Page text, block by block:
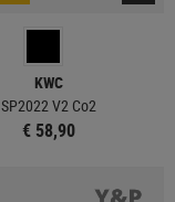
KWC
SP2022 V2 Co2
€ 58,90